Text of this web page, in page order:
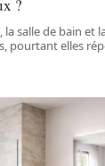
?
salle de bain et
pourtant elles